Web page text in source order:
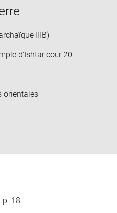
IIIB)
d'Ishtar cour 20
orientales
p. 18